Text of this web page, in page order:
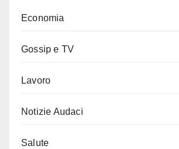
Economia
Gossip e TV
Lavoro
Notizie Audaci
Salute